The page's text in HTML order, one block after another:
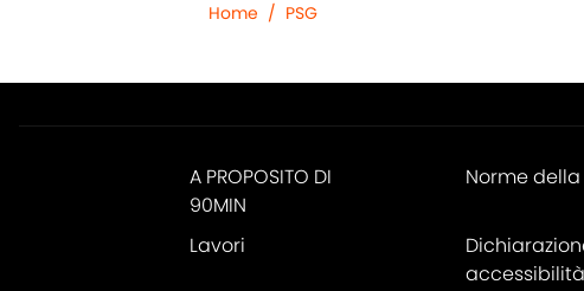
Home / PSG
A PROPOSITO DI
90MIN
Norme
Lavori
accessibilità